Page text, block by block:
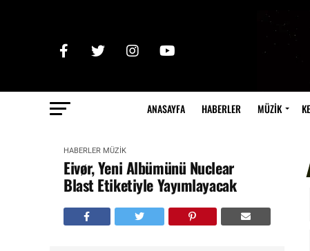
ANASAYFA HABERLER MÜZİK
HABERLER MÜZİK
Eivør, Yeni Albümünü Nuclear
Blast Etiketiyle Yayımlayacak